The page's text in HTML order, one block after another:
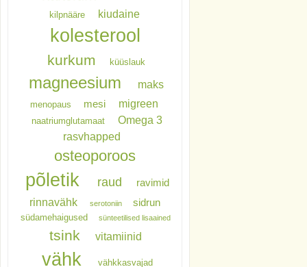
kilpnääre kiudaine
kolesterool
kurkum küüslauk
magneesium maks
menopaus mesi migreen
naatriumglutamaat
Omega 3
rasvhapped
osteoporoos
põletik raud ravimid
rinnavähk serotoniin sidrun
südamehaigused sünteetilised lisaained
tsink vitamiinid
vähk vähkkasvajad